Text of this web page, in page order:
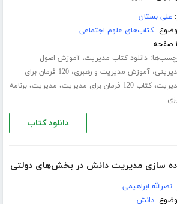
علی بستان
کتاب‌های علوم اجتماعی
دانلود کتاب مدیریت،آموزش اصول
،آموزش مدیریت و رهبری،
120 فرمان برای
،کتاب 120 فرمان برای مدیریت ، مدیریت،برنامه
دانلود کتاب
سازی مدیریت دانش در بخش‌های دولتی
نصرالله ابراهیمی
دانش